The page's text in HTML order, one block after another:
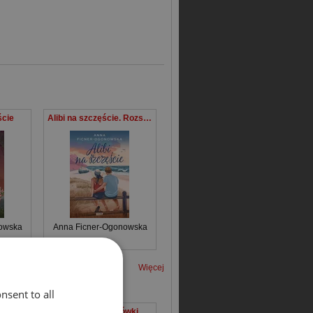
Alibi na szczęście. Rozszerzona wersja
Anna Ficner-Ogonowska
Więcej
to all